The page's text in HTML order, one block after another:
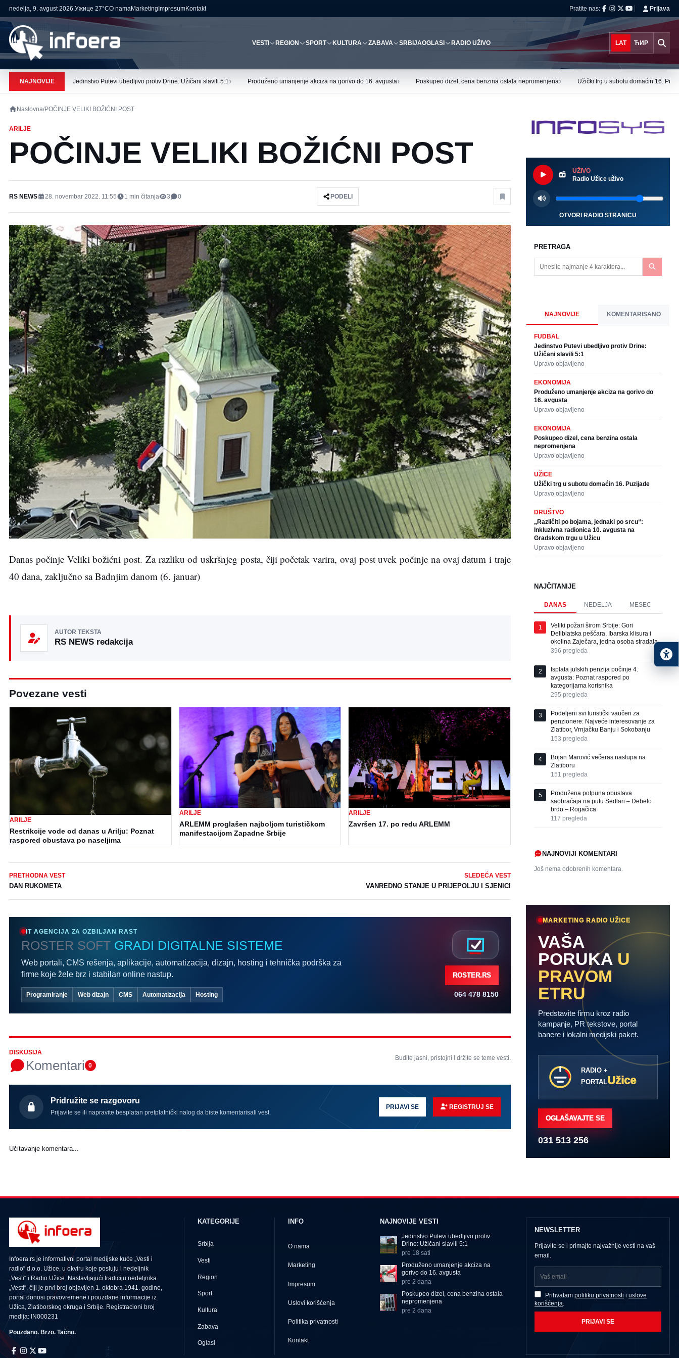
nedelja, 9. avgust 2026.Ужице 27°CO namaMarketing ImpresumKontakt Pratite nas: Prijava
VESTI REGION SPORT KULTURA ZABAVA SRBIJAOGLASI RADIO UŽIVO LAT ЋИР
NAJNOVIJE Jedinstvo Putevi ubedljivo protiv Drine: Užičani slavili 5:1› Produženo umanjenje akciza na gorivo do 16. avgusta› Poskupeo dizel, cena benzina ostala nepromenjena› Užički trg u subotu domaćin 16.
Naslovna/POČINJE VELIKI BOŽIĆNI POST
ARILJE
POČINJE VELIKI BOŽIĆNI POST
RS NEWS 28. novembar 2022. 11:55 1 min čitanja 3 0 PODELI
Danas počinje Veliki božićni post. Za razliku od uskršnjeg posta, čiji početak varira, ovaj post uvek počinje na ovaj datum i traje
40 dana, zaključno sa Badnjim danom (6. januar)
AUTOR TEKSTA
RS NEWS redakcija
Povezane vesti
ARILJE
Restrikcije vode od danas u Arilju: Poznat
raspored obustava po naseljima
ARILJE
ARLEMM proglašen najboljom turističkom
manifestacijom Zapadne Srbije
ARILJE
Završen 17. po redu ARLEMM
PRETHODNA VEST
DAN RUKOMETA
SLEDEĆA VEST
VANREDNO STANJE U PRIJEPOLJU I SJENICI
IT AGENCIJA ZA OZBILJAN RAST
ROSTER SOFT GRADI DIGITALNE SISTEME
Web portali, CMS rešenja, aplikacije, automatizacija, dizajn, hosting i tehnička podrška za
firme koje žele brz i stabilan online nastup.
Programiranje Web dizajn CMS Automatizacija Hosting
ROSTER.RS
064 478 8150
DISKUSIJA
Komentari 0
Budite jasni, pristojni i držite se teme vesti.
Pridružite se razgovoru
Prijavite se ili napravite besplatan pretplatnički nalog da biste komentarisali vest.
PRIJAVI SE REGISTRUJ SE
Učitavanje komentara...
UŽIVO
Radio Užice uživo
OTVORI RADIO STRANICU
PRETRAGA
NAJNOVIJE KOMENTARISANO
FUDBAL
Jedinstvo Putevi ubedljivo protiv Drine:
Užičani slavili 5:1
Upravo objavljeno
EKONOMIJA
Produženo umanjenje akciza na gorivo do
16. avgusta
Upravo objavljeno
EKONOMIJA
Poskupeo dizel, cena benzina ostala
nepromenjena
Upravo objavljeno
UŽICE
Užički trg u subotu domaćin 16. Puzijade
Upravo objavljeno
DRUŠTVO
„Različiti po bojama, jednaki po srcu“:
Inkluzivna radionica 10. avgusta na
Gradskom trgu u Užicu
Upravo objavljeno
NAJČITANIJE
DANAS NEDELJA MESEC
1
Veliki požari širom Srbije: Gori
Deliblatska peščara, Ibarska klisura i
okolina Zaječara, jedna osoba stradala
396 pregleda
2
Isplata julskih penzija počinje 4.
avgusta: Poznat raspored po
kategorijama korisnika
295 pregleda
3
Podeljeni svi turistički vaučeri za
penzionere: Najveće interesovanje za
Zlatibor, Vrnjačku Banju i Sokobanju
153 pregleda
4
Bojan Marović večeras nastupa na
Zlatiboru
151 pregleda
5
Produžena potpuna obustava
saobraćaja na putu Sedlari – Debelo
brdo – Rogačica
117 pregleda
NAJNOVIJI KOMENTARI
Još nema odobrenih komentara.
MARKETING RADIO UŽICE
VAŠA
PORUKA U
PRAVOM
ETRU
Predstavite firmu kroz radio
kampanje, PR tekstove, portal
banere i lokalni medijski paket.
RADIO +
PORTALUžice
OGLAŠAVAJTE SE
031 513 256
Infoera.rs je informativni portal medijske kuće „Vesti i
radio“ d.o.o. Užice, u okviru koje posluju i nedeljnik
„Vesti“ i Radio Užice. Nastavljajući tradiciju nedeljnika
„Vesti“, čiji je prvi broj objavljen 1. oktobra 1941. godine,
portal donosi pravovremene i pouzdane informacije iz
Užica, Zlatiborskog okruga i Srbije. Registracioni broj
medija: IN000231
Pouzdano. Brzo. Tačno.
KATEGORIJE
Srbija
Vesti
Region
Sport
Kultura
Zabava
Oglasi
INFO
O nama
Marketing
Impresum
Uslovi korišćenja
Politika privatnosti
Kontakt
NAJNOVIJE VESTI
Jedinstvo Putevi ubedljivo protiv
Drine: Užičani slavili 5:1
pre 18 sati
Produženo umanjenje akciza na
gorivo do 16. avgusta
pre 2 dana
Poskupeo dizel, cena benzina ostala
nepromenjena
pre 2 dana
NEWSLETTER
Prijavite se i primajte najvažnije vesti na vaš
email.
Prihvatam politiku privatnosti i uslove
korišćenja
PRIJAVI SE